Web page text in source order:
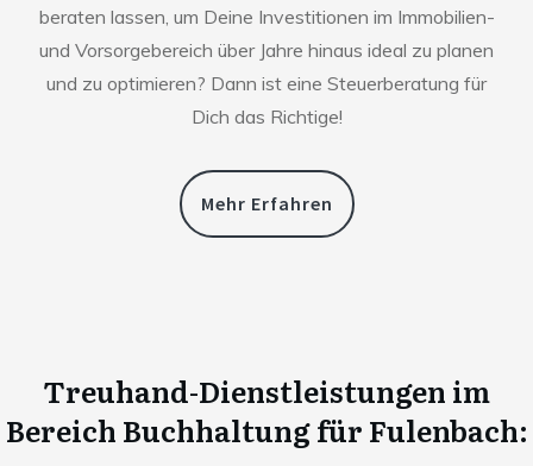
beraten lassen, um Deine Investitionen im Immobilien-
und Vorsorgebereich über Jahre hinaus ideal zu planen
und zu optimieren? Dann ist eine Steuerberatung für
Dich das Richtige!
Mehr Erfahren
Treuhand-Dienstleistungen im
Bereich Buchhaltung für Fulenbach: